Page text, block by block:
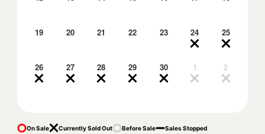
19 20 21 22 23 24 25
26 27 28 29 30 1 2
On Sale Currently Sold Out Before Sale Sales Stopped